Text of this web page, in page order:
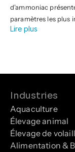
d'ammoniac
paramètres les plus
l'eau car il est un
Lire plus
Industries
Aquaculture
Élevage animal
Élevage de
Alimentation &